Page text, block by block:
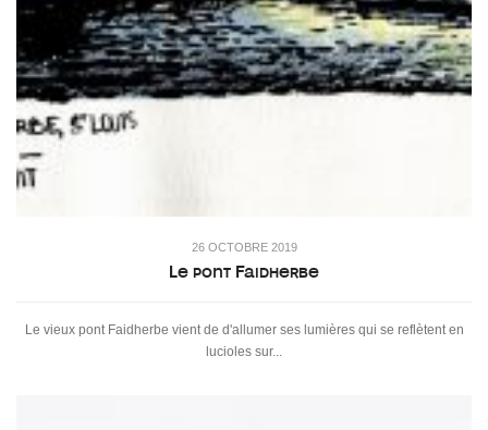
26 OCTOBRE 2019
Le pont Faidherbe
Le vieux pont Faidherbe vient de d'allumer ses lumières qui se reflètent en
lucioles sur...